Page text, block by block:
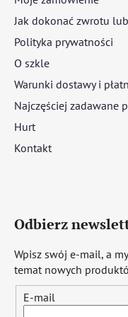
Jak dokonać zwrotu
Polityka prywatności
O szkle
Warunki dostawy i
Najczęściej zadawane
Hurt
Kontakt
Odbierz
Wpisz swój e-mail, a
temat nowych
E-mail